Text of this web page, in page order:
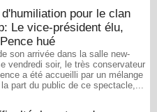
pour le clan
Le vice-président élu,
hué
son arrivée dans la salle new-
vendredi soir, le très conservateur
a été accueilli par un mélange
part du public de ce spectacle,...